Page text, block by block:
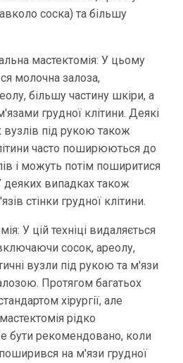
соска) та більшу
мастектомія: У цьому
молочна залоза,
більшу частину шкіри, а
грудної клітини. Деякі
під рукою також
часто поширюються до
і можуть потім поширитися
деяких випадках також
стінки грудної клітини.
У цій техніці видаляється
сосок, ареолу,
вузли під рукою та м'язи
Протягом багатьох
хірургії, але
рідко
бути рекомендовано, коли
на м'язи грудної